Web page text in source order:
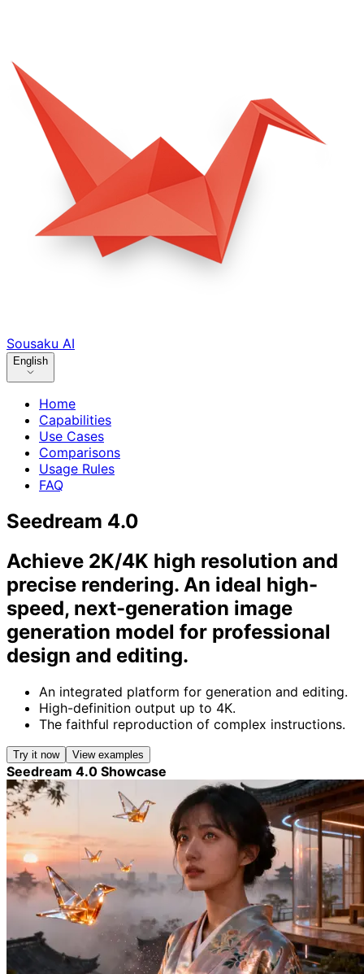
Sousaku AI
English
Home
Capabilities
Use Cases
Comparisons
Usage Rules
FAQ
Seedream 4.0
Achieve 2K/4K high resolution and
precise rendering. An ideal high-
speed, next-generation image
generation model for professional
design and editing.
An integrated platform for generation and editing.
High-definition output up to 4K.
The faithful reproduction of complex instructions.
Try it now View examples
Seedream 4.0 Showcase